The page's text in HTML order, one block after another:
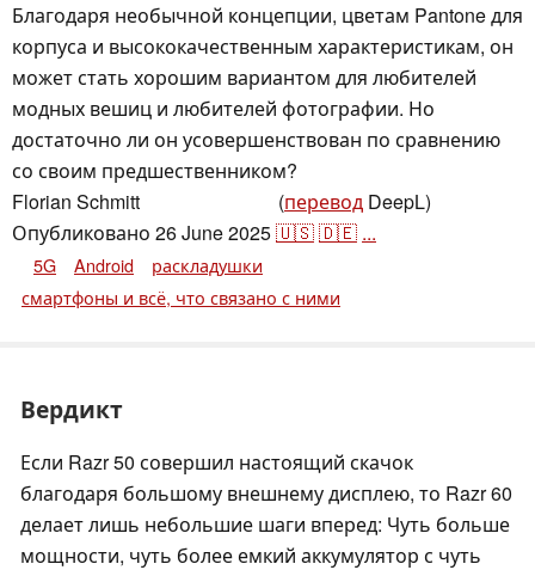
Благодаря необычной концепции, цветам Pantone для
корпуса и высококачественным характеристикам, он
может стать хорошим вариантом для любителей
модных вешиц и любителей фотографии. Но
достаточно ли он усовершенствован по сравнению
со своим предшественником?
Florian Schmitt
(перевод DeepL)
Опубликовано 26 June 2025🇺🇸🇩🇪 ...
5G Android
раскладушки
смартфоны и всё, что связано с ними
Вердикт
Если Razr 50 совершил настоящий скачок
благодаря большому внешнему дисплею, то Razr 60
делает лишь небольшие шаги вперед: Чуть больше
мощности, чуть более емкий аккумулятор с чуть